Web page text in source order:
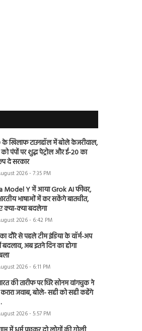
खिलाफ टाउनहॉल में बोले केजरीवाल,
पंपों पर शुद्ध पेट्रोल और ई-20 का
दे सरकार
2026 - 7:35 PM
Model Y में आया Grok AI फीचर,
भाषाओं में कर सकेंगे बातचीत,
क्या-क्या बदलेगा
2026 - 6:42 PM
दौरे से पहले टीम इंडिया के वॉर्म-अप
अब इतने दिन का होगा
2026 - 6:11 PM
की तारीफ पर घिरे सोनम वांगचुक ने
करारा जवाब, बोले- सही को सही कहेंगे
2026 - 5:57 PM